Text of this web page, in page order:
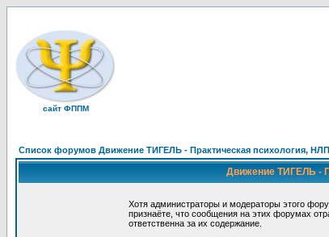
сайт ФППМ
Список форумов Движение ТИГЕЛЬ - Практическая психология,
Движение ТИГЕЛЬ -
Хотя администраторы и модераторы этого
признаёте, что сообщения на этих форумах
ответственна за их содержание.